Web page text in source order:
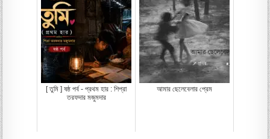
[ তুমি ] ষষ্ঠ পর্ব - প্রথম হার : শিপ্রা
তরফদার মজুমদার
আমার ছেলেবেলার প্রেম